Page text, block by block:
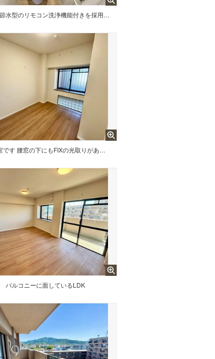
設備は節水型のリモコン洗浄機能付きを採用です 上部収納棚もありますのでストック品も収納できます
5畳の洋室です 腰窓の下にもFIXの光取りがあるのでお部屋が明るく感じます
バルコニーに面しているLDK